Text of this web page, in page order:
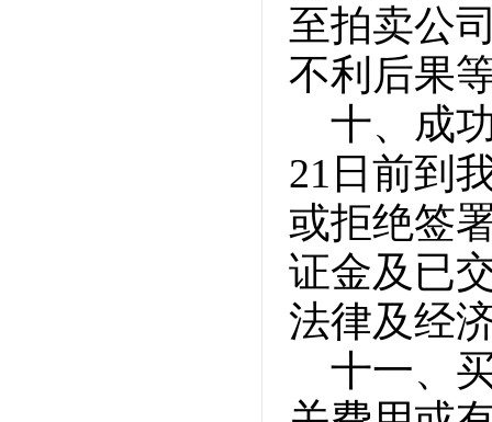
至拍卖公
不利后果
十、成
21日前到
或拒绝签
证金及已
法律及经
十一、